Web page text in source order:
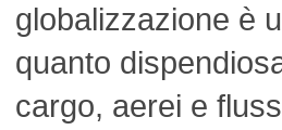
globalizzazione è
quanto
cargo, aerei e